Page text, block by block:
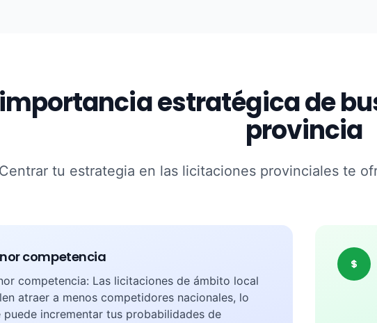
estratégica de
provincia
Centrar tu estrategia en las licitaciones provinciales te
competencia
competencia: Las licitaciones de ámbito local
atraer a menos competidores nacionales, lo
puede incrementar tus probabilidades de